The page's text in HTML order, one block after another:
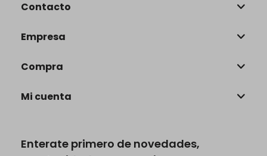
Enterate primero de novedades,
Contacto
Empresa
Compra
Mi cuenta